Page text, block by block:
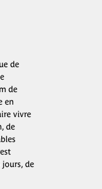
de
de
en
vivre
de
jours, de